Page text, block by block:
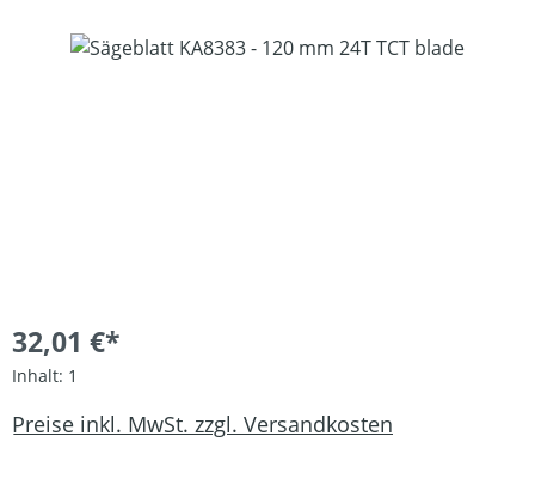
Bildergalerie überspringen
32,01 €*
Inhalt: 1
Preise inkl. MwSt. zzgl. Versandkosten